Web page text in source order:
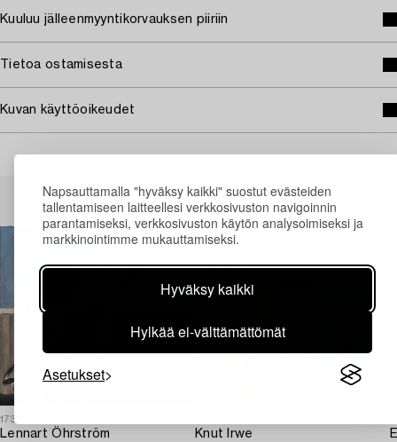
Napsauttamalla "hyväksy kaikki" suostut evästeiden
tallentamiseen laitteellesi verkkosivuston navigoinnin
parantamiseksi, verkkosivuston käytön analysoimiseksi ja
markkinointimme mukauttamiseksi.
Hyväksy kaikki
Hylkää ei-välttämättömät
Asetukset
Kuuluu jälleenmyyntikorvauksen piiriin
Tietoa ostamisesta
Kuvan käyttöoikeudet
Muiden katsomia kohteita
1730004
Lennart Öhrström Knut Irwe